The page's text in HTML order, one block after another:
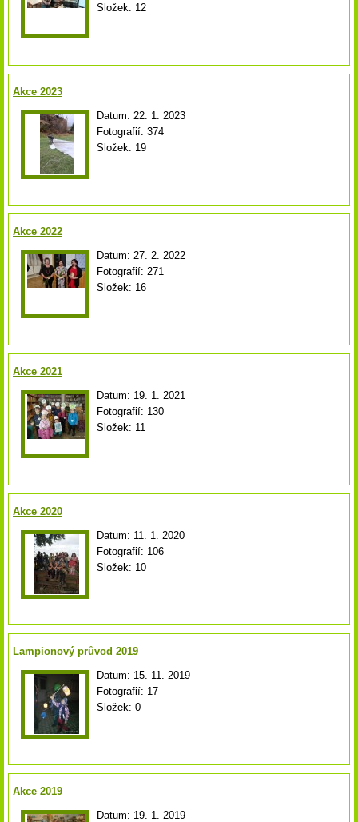
Složek: 12
Akce 2023
Datum: 22. 1. 2023
Fotografií: 374
Složek: 19
Akce 2022
Datum: 27. 2. 2022
Fotografií: 271
Složek: 16
Akce 2021
Datum: 19. 1. 2021
Fotografií: 130
Složek: 11
Akce 2020
Datum: 11. 1. 2020
Fotografií: 106
Složek: 10
Lampionový průvod 2019
Datum: 15. 11. 2019
Fotografií: 17
Složek: 0
Akce 2019
Datum: 19. 1. 2019